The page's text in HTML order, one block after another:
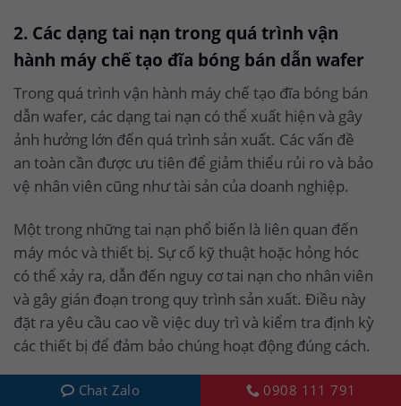
2. Các dạng tai nạn trong quá trình vận
hành máy chế tạo đĩa bóng bán dẫn wafer
Trong quá trình vận hành máy chế tạo đĩa bóng bán
dẫn wafer, các dạng tai nạn có thể xuất hiện và gây
ảnh hưởng lớn đến quá trình sản xuất. Các vấn đề
an toàn cần được ưu tiên để giảm thiểu rủi ro và bảo
vệ nhân viên cũng như tài sản của doanh nghiệp.
Một trong những tai nạn phổ biến là liên quan đến
máy móc và thiết bị. Sự cố kỹ thuật hoặc hỏng hóc
có thể xảy ra, dẫn đến nguy cơ tai nạn cho nhân viên
và gây gián đoạn trong quy trình sản xuất. Điều này
đặt ra yêu cầu cao về việc duy trì và kiểm tra định kỳ
các thiết bị để đảm bảo chúng hoạt động đúng cách.
Tai nạn liên quan đến hóa chất cũng là một vấn đề
Chat Zalo 0908 111 791